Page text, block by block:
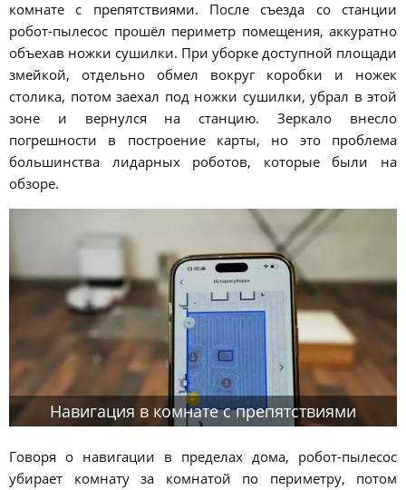
комнате с препятствиями. После съезда со станции
робот-пылесос прошёл периметр помещения, аккуратно
объехав ножки сушилки. При уборке доступной площади
змейкой, отдельно обмел вокруг коробки и ножек
столика, потом заехал под ножки сушилки, убрал в этой
зоне и вернулся на станцию. Зеркало внесло
погрешности в построение карты, но это проблема
большинства лидарных роботов, которые были на
обзоре.
Навигация в комнате с препятствиями
Говоря о навигации в пределах дома, робот-пылесос
убирает комнату за комнатой по периметру, потом